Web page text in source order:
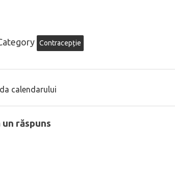
Contracepție
calendarului
un răspuns